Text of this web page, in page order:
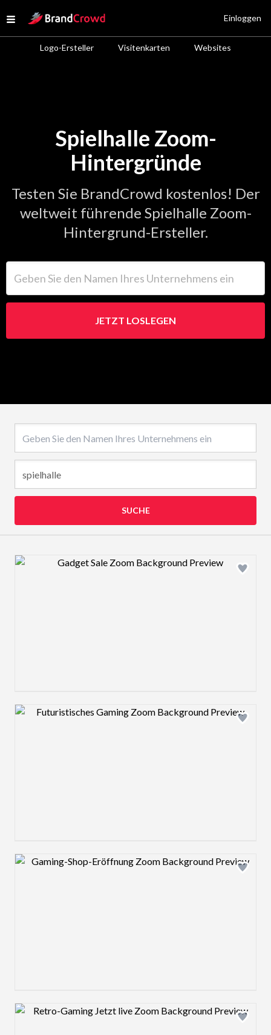
Open menu
Site Logo
Logo-Ersteller Visitenkarten Websites
Einloggen
Spielhalle Zoom-
Hintergründe
Testen Sie BrandCrowd kostenlos! Der
weltweit führende Spielhalle Zoom-
Hintergrund-Ersteller.
JETZT LOSLEGEN
SUCHE
Design preview image
Design preview image
Design preview image
Design preview image